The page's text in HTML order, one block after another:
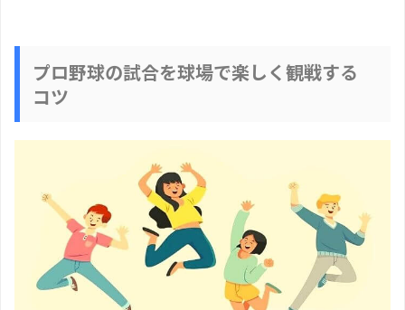
プロ野球の試合を球場で楽しく観戦する
コツ